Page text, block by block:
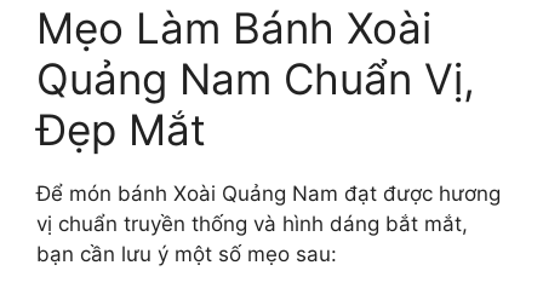
Mẹo Làm Bánh Xoài
Quảng Nam Chuẩn Vị,
Đẹp Mắt
Để món bánh Xoài Quảng Nam đạt được hương
vị chuẩn truyền thống và hình dáng bắt mắt,
bạn cần lưu ý một số mẹo sau: